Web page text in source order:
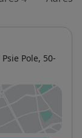
Psie Pole, 50-
nowej karcie